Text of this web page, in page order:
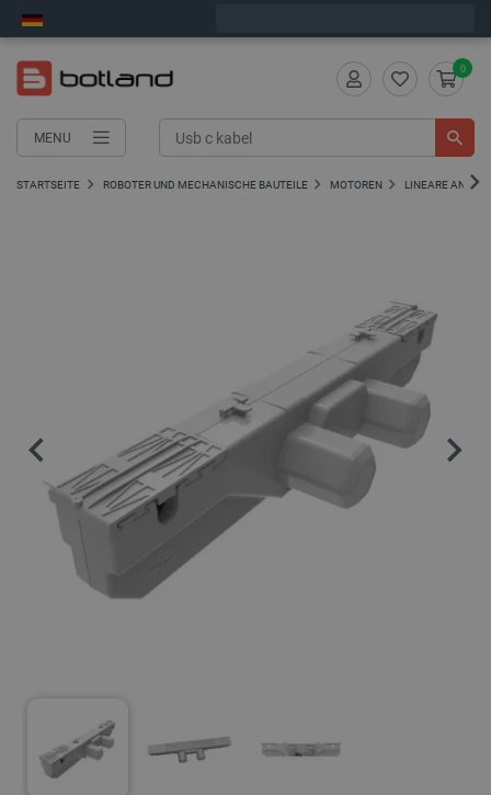
MENU
0
STARTSEITE ROBOTER UND MECHANISCHE BAUTEILE MOTOREN LINEARE